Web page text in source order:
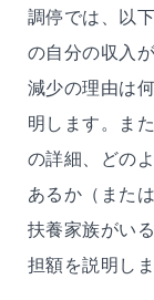
調停では、以
の自分の収入
減少の理由は
明します。ま
の詳細、どの
あるか（また
扶養家族がい
担額を説明しま